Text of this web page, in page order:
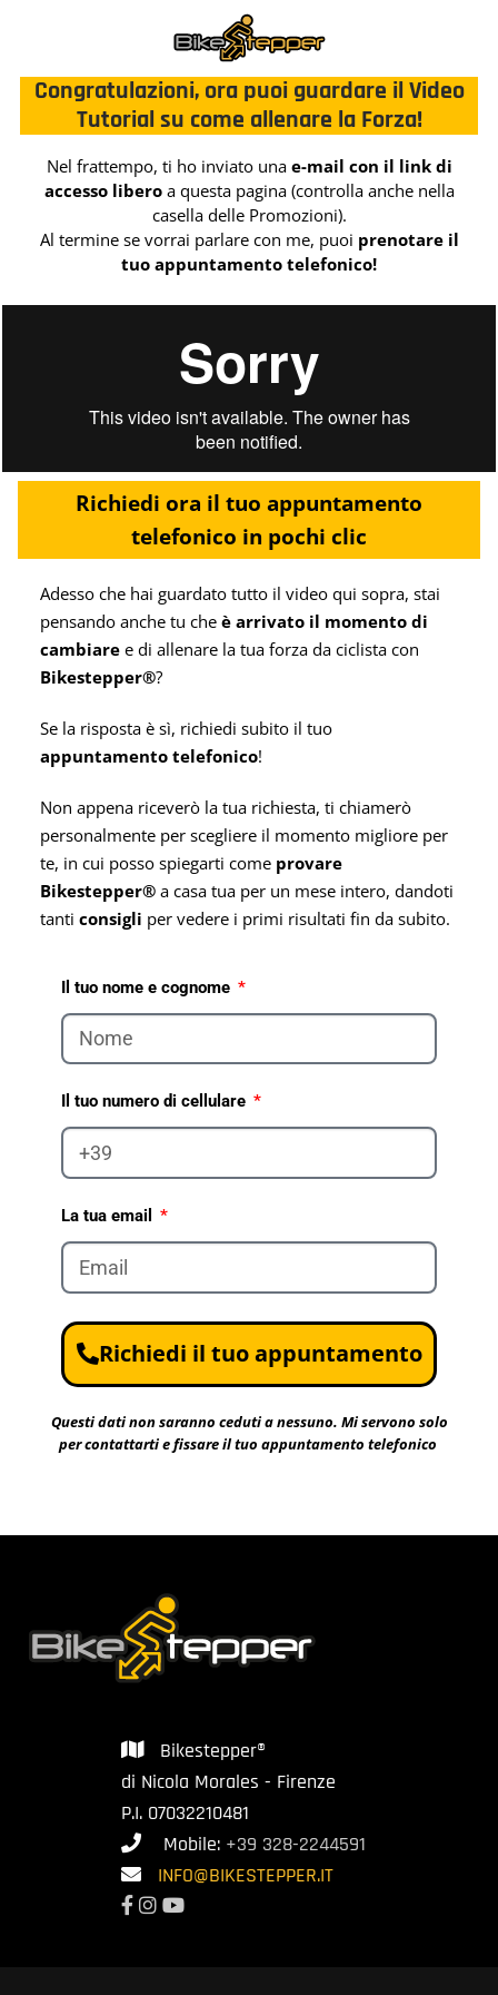
Congratulazioni, ora puoi guardare il Video
Tutorial su come allenare la Forza!
Nel frattempo, ti ho inviato una e-mail con il link di
accesso libero a questa pagina (controlla anche nella
casella delle Promozioni).
Al termine se vorrai parlare con me, puoi prenotareil
tuo appuntamento telefonico!
Richiedi ora il tuo appuntamento
telefonico in pochi clic
Adesso che hai guardato tutto il video qui sopra, stai
pensando anche tu che è arrivato il momento di
cambiare e di allenare la tua forza da ciclista con
Bikestepper®?
Se la risposta è sì, richiedi subito il tuo
appuntamento telefonico!
Non appena riceverò la tua richiesta, ti chiamerò
personalmente per scegliere il momento migliore per
te, in cui posso spiegarti come provare
Bikestepper® a casa tua per un mese intero, dandoti
tanti consigli per vedere i primi risultati fin da subito.
Il tuo nome e cognome
Il tuo numero di cellulare
La tua email
Richiedi il tuo appuntamento
Questi dati non saranno ceduti a nessuno. Mi servono solo
per contattarti e fissare il tuo appuntamento telefonico
Bikestepper®
di Nicola Morales - Firenze
P.I. 07032210481
Mobile: +39 328-2244591
INFO@BIKESTEPPER.IT